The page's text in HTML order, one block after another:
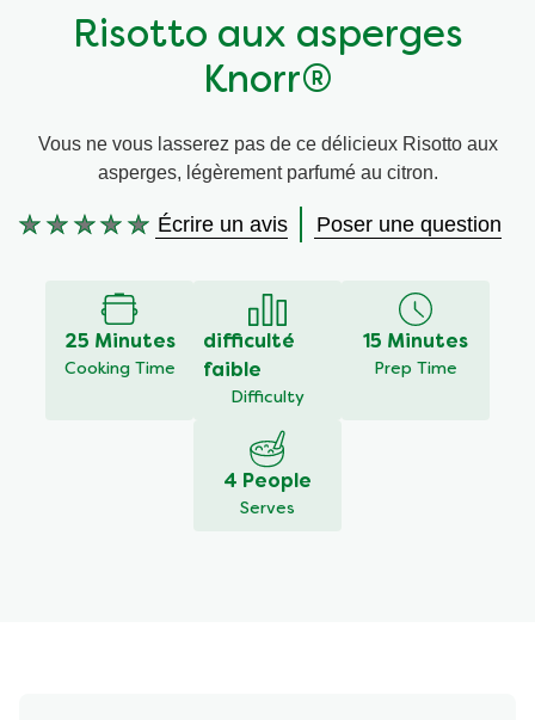
Végétarien
Risotto aux asperges
Knorr®
Vous ne vous lasserez pas de ce délicieux Risotto aux
asperges, légèrement parfumé au citron.
Aucune
recipe
Écrire un avis Poser une question
25 Minutes
Cooking Time
difficulté
faible
Difficulty
15 Minutes
Prep Time
4 People
Serves